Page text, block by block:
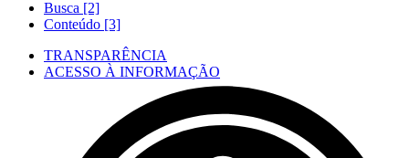
Busca [2]
Conteúdo [3]
TRANSPARÊNCIA
ACESSO À INFORMAÇÃO